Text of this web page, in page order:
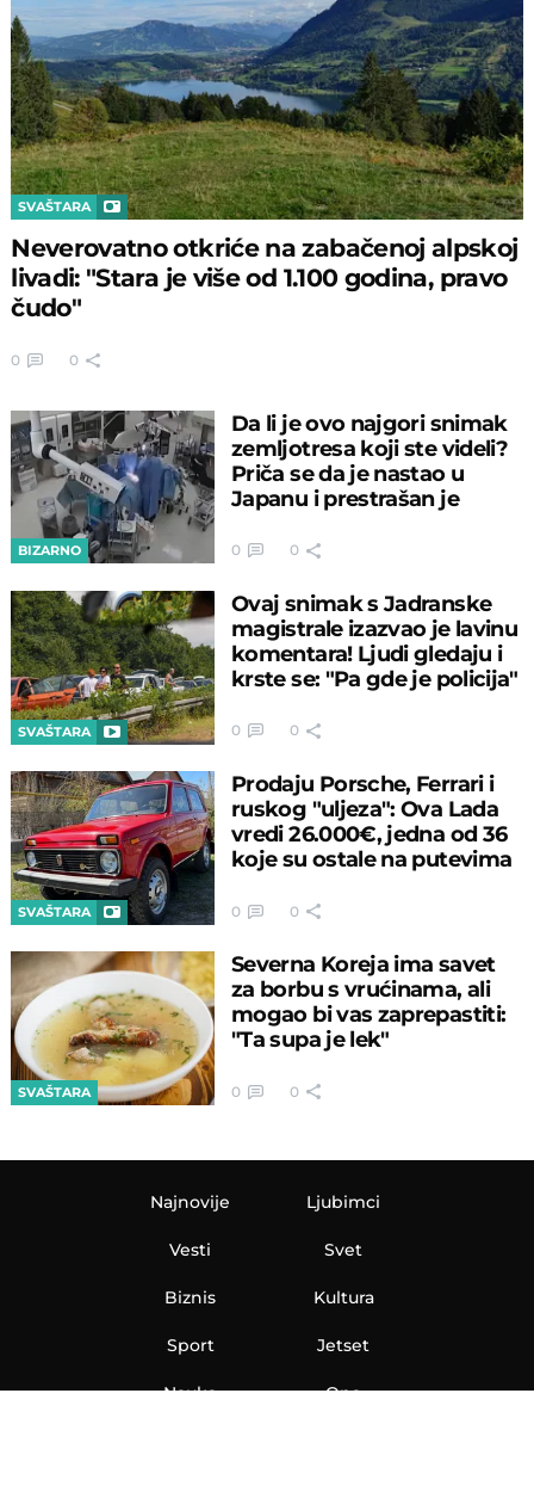
SVAŠTARA
Neverovatno otkriće na zabačenoj alpskoj
livadi: "Stara je više od 1.100 godina, pravo
čudo"
0 0
BIZARNO
Da li je ovo najgori snimak
zemljotresa koji ste videli?
Priča se da je nastao u
Japanu i prestrašan je
0 0
SVAŠTARA
Ovaj snimak s Jadranske
magistrale izazvao je lavinu
komentara! Ljudi gledaju i
krste se: "Pa gde je policija"
0 0
SVAŠTARA
Prodaju Porsche, Ferrari i
ruskog "uljeza": Ova Lada
vredi 26.000€, jedna od 36
koje su ostale na putevima
0 0
SVAŠTARA
Severna Koreja ima savet
za borbu s vrućinama, ali
mogao bi vas zaprepastiti:
"Ta supa je lek"
0 0
Najnovije
Vesti
Biznis
Sport
Nauka
Ljubimci
Svet
Kultura
Jetset
Ona